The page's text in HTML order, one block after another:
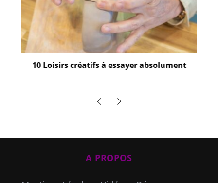
10 Loisirs créatifs à essayer absolument
A PROPOS